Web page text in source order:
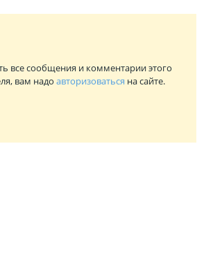
все сообщения и комментарии этого
вам надо авторизоваться на сайте.